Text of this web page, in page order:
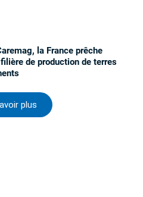
la France prêche
de production de terres
plus